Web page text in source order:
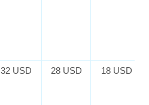
32 USD 28 USD 18 USD